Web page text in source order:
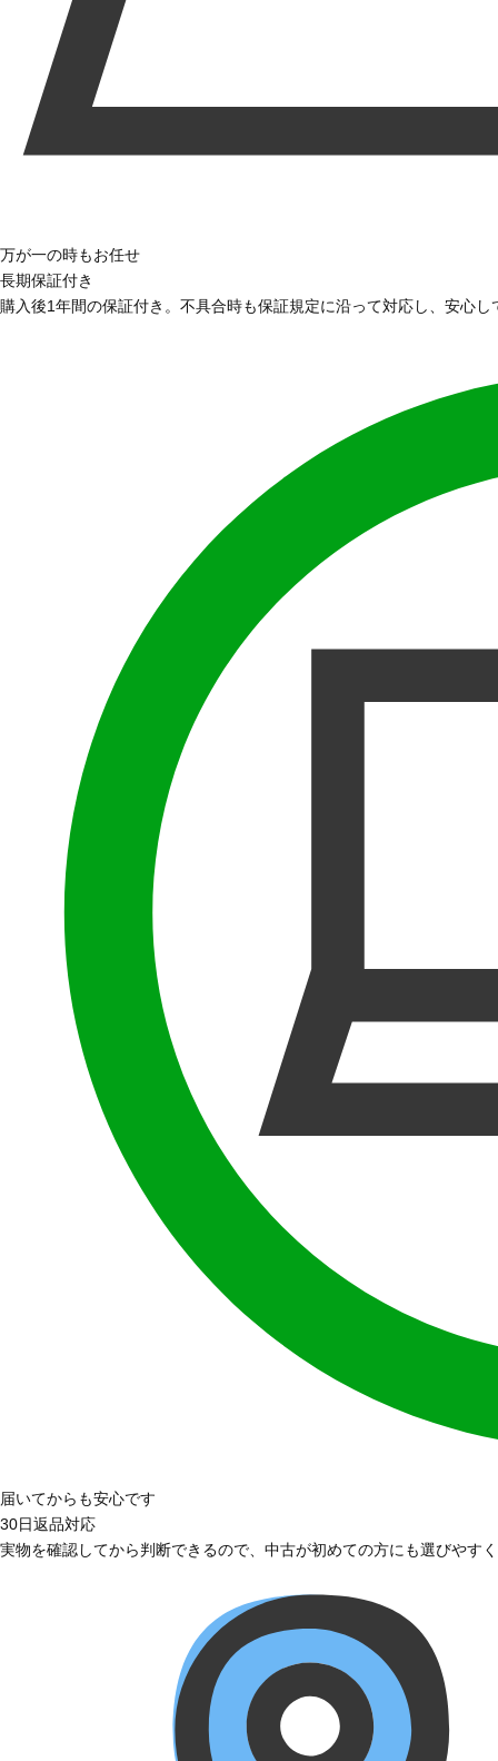
万が一の時もお任せ
長期保証付き
購入後1年間の保証付き。不具合時も保証規定に沿って対応し、安心
届いてからも安心です
30日返品対応
実物を確認してから判断できるので、中古が初めての方にも選びやす